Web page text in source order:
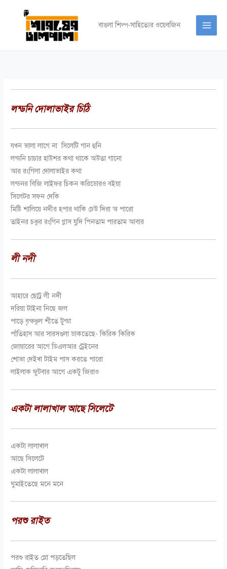
বাঙলা শিল্প-সাহিত্যের ওয়েবজিন
লন্ডনি দোলাভাইর চিঠি
যখন ভালা লাগে না সিলেটি গান হুনি
লন্ডনি চাচার হাউশর কথা থাকে অউতা গানো
আর রংগিলা দোলাভাইর কথা
লন্ডনর বিজি লাইফর চিকন করিডোরও বইয়া
সিলেটর সফন দেকি
মিষ্টি শালিয়ে নদীর হপার থাকি ঢেউ দিরা অ পারো
তাইনর চকুর রংগিন গ্লাস যুদি পিনতাম পারতাম আবার
লী নদী
আহারে ছোট্র লী নদী
দরিয়া টাইনা নিছে জল
পাড়ে বৃক্ষকুল শীতে টুন্ডা
পাঁতিহাস আর সারসগুলা ডাকতেছে- কিরিক কিরিক
জোয়ারের আগে ডিএলআর ট্রেইনের
শোভা দেইখা টাইম পাস করতে পারো
লাইলাক ফুটবার আগে একটু জিরাও
একটা লালাখাল আছে সিলেটে
একটা লালাখাল
আছে সিলেটে
একটা লালাখাল
ঘুমাইতেছে মনে মনে
পরশু রাইত
পরশু রাইত স্নো পড়তেছিল